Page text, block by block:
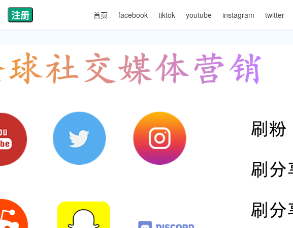
注册 首页 facebook tiktok youtube instagram twitter